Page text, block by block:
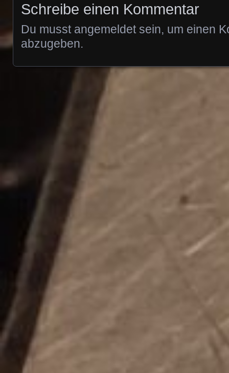
Schreibe einen Kommentar
Du musst angemeldetsein, um einen
abzugeben.